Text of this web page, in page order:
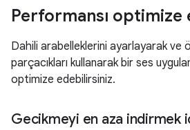
Performansı optimize
Dahili arabelleklerini ayarlayarak ve
parçacıkları kullanarak bir ses
optimize edebilirsiniz.
Gecikmeyi en aza indirmek